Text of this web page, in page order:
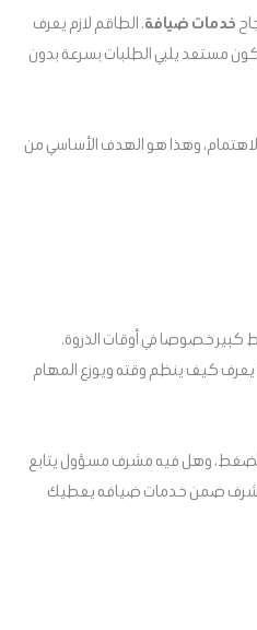
خدمات ضيافة. الطاقم لازم يعرف
مستعد يلبي الطلبات بسرعة بدون
وهذا هو الهدف الأساسي من
خصوصا في أوقات الذروة.
يعرف كيف ينظم وقته ويوزع المهام
وهل فيه مشرف مسؤول يتابع
مشرف ضمن خدمات ضيافه يعطيك